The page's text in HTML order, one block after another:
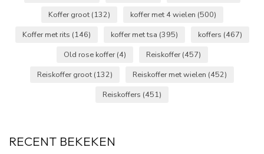
Koffer groot (132) koffer met 4 wielen (500)
Koffer met rits (146) koffer met tsa (395) koffers (467)
Old rose koffer (4) Reiskoffer (457)
Reiskoffer groot (132) Reiskoffer met wielen (452)
Reiskoffers (451)
RECENT BEKEKEN